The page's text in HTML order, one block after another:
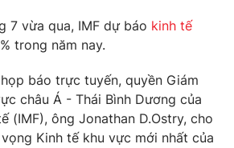
7 vừa qua, IMF dự báo kinh tế
trong năm nay.
báo trực tuyến, quyền Giám
châu Á - Thái Bình Dương của
(IMF), ông Jonathan D.Ostry, cho
Kinh tế khu vực mới nhất của